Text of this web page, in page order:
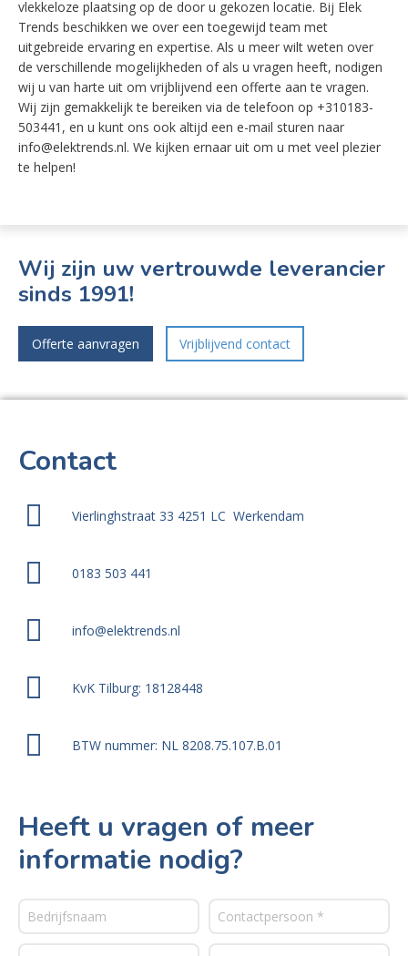
vlekkeloze plaatsing op de door u gekozen locatie. Bij Elek
Trends beschikken we over een toegewijd team met
uitgebreide ervaring en expertise. Als u meer wilt weten over
de verschillende mogelijkheden of als u vragen heeft, nodigen
wij u van harte uit om vrijblijvend een offerte aan te vragen.
Wij zijn gemakkelijk te bereiken via de telefoon op +310183-
503441, en u kunt ons ook altijd een e-mail sturen naar
info@elektrends.nl. We kijken ernaar uit om u met veel plezier
te helpen!
Wij zijn uw vertrouwde leverancier
sinds 1991!
Offerte aanvragen Vrijblijvend contact
Contact
Vierlinghstraat 33 4251 LC Werkendam
0183 503 441
info@elektrends.nl
KvK Tilburg: 18128448
BTW nummer: NL 8208.75.107.B.01
Heeft u vragen of meer
informatie nodig?